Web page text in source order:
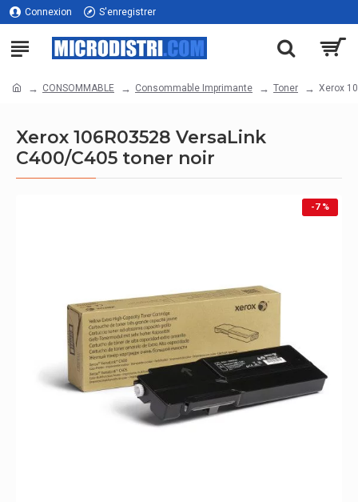
Connexion S'enregistrer
CONSOMMABLE Consommable Imprimante Toner Xerox
Xerox 106R03528 VersaLink
C400/C405 toner noir
-7 %